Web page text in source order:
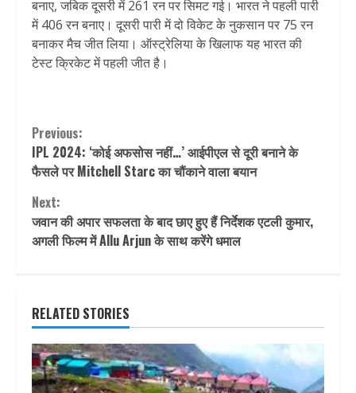
बनाए, जबिक दूसरी में 261 रन पर सिमट गई। भारत ने पहली पारी
में 406 रन बनाए। दूसरी पारी में दो विकेट के नुकसान पर 75 रन
बनाकर मैच जीत लिया। ऑस्ट्रेलिया के खिलाफ यह भारत की
टेस्ट क्रिकेट में पहली जीत है।
Continue
Reading
Previous:
IPL 2024: ‘कोई अफसोस नहीं…’ आईपीएल से दूरी बनाने के
फैसले पर Mitchell Starc का चौंकाने वाला बयान
Next:
जवान की अपार सफलता के बाद छाए हुए हैं निर्देशक एटली कुमार,
अगली फिल्म में Allu Arjun के साथ करेंगे धमाल
RELATED STORIES